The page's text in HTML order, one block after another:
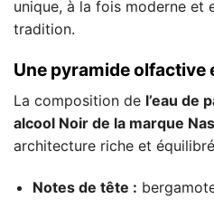
unique, à la fois moderne et
tradition.
Une pyramide olfactive
La composition de l’eau de
alcool Noir de la marque
architecture riche et
Notes de tête :